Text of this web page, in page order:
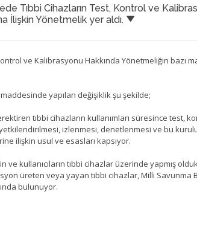
Tıbbi Cihazların Test, Kontrol ve
İlişkin Yönetmelik yer aldı.
ve Kalibrasyonu Hakkında Yönetmeliğin bazı
yapılan değişiklik şu şekilde;
tıbbi cihazların kullanımları süresince test,
izlenmesi, denetlenmesi ve bu
ilişkin usul ve esasları kapsıyor.
ve kullanıcıların tıbbi cihazlar üzerinde yapmış
üreten veya yayan tıbbi cihazlar, Milli Savunma
bulunuyor.